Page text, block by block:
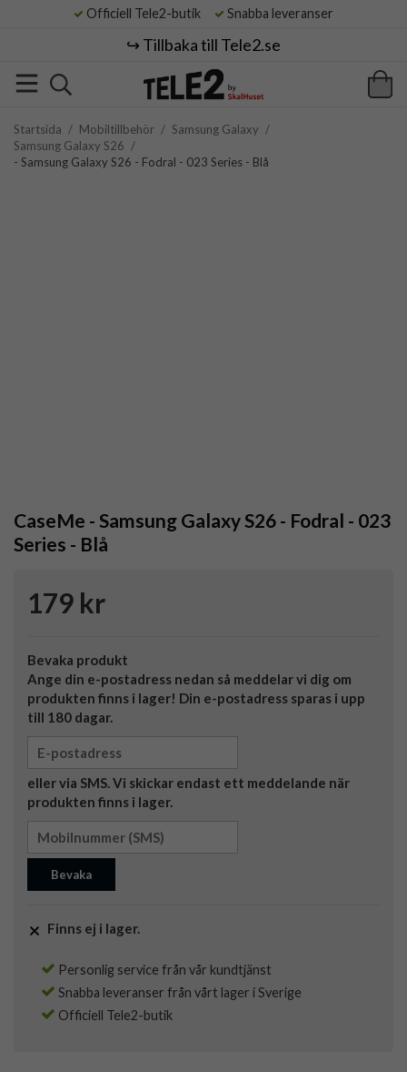
Officiell Tele2-butik Snabba leveranser
↪️ Tillbaka till Tele2.se
Startsida / Mobiltillbehör / Samsung Galaxy /
Samsung Galaxy S26 /
- Samsung Galaxy S26 - Fodral - 023 Series - Blå
CaseMe - Samsung Galaxy S26 - Fodral - 023
Series - Blå
179 kr
Bevaka produkt
Ange din e-postadress nedan så meddelar vi dig om
produkten finns i lager! Din e-postadress sparas i upp
till 180 dagar.
eller via SMS. Vi skickar endast ett meddelande när
produkten finns i lager.
Bevaka
Finns ej i lager.
Personlig service från vår kundtjänst
Snabba leveranser från vårt lager i Sverige
Officiell Tele2-butik